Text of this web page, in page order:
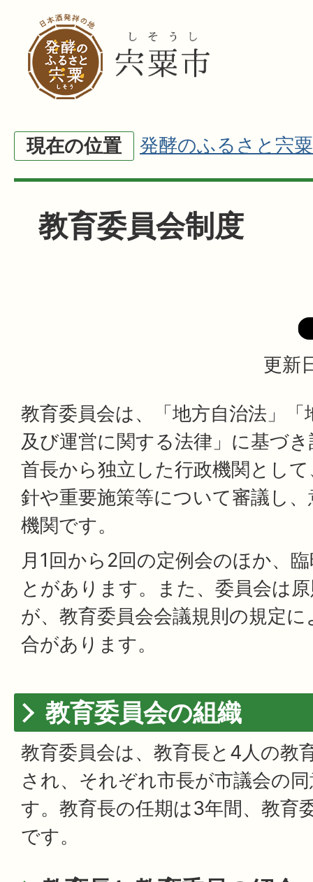
現在の位置 発酵のふるさと宍粟
教育委員会制度
更新
教育委員会は、「地方自治法」「
及び運営に関する法律」に基づ
首長から独立した行政機関とし
針や重要施策等について審議し
機関です。
月1回から2回の定例会のほか、
とがあります。また、委員会は
が、教育委員会会議規則の規定
合があります。
教育委員会の組織
教育委員会は、教育長と4人の教
され、それぞれ市長が市議会の
す。教育長の任期は3年間、教育
です。